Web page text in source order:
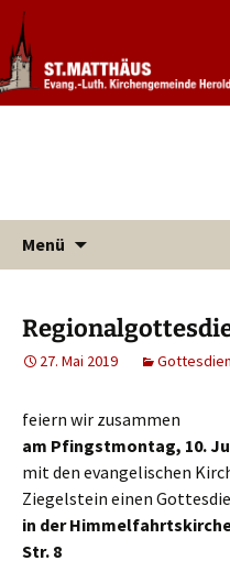
Evang.
Matthäus
Informationen rund
Kirchengemeinde
Menü
27. Mai 2019
feiern wir zusammen
am Pfingstmontag, 10.
mit den evangelischen
Ziegelstein einen
in der
Str. 8